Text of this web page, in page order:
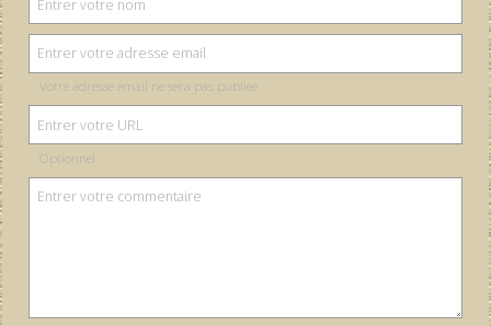
Votre adresse email ne sera pas publiée
Optionnel